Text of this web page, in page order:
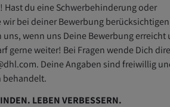
Hast du eine Schwerbehinderung oder
bei deiner Bewerbung berücksichtigen
uns, wenn uns Deine Bewerbung erreicht
gerne weiter! Bei Fragen wende Dich
Deine Angaben sind freiwillig
behandelt.
LEBEN VERBESSERN.